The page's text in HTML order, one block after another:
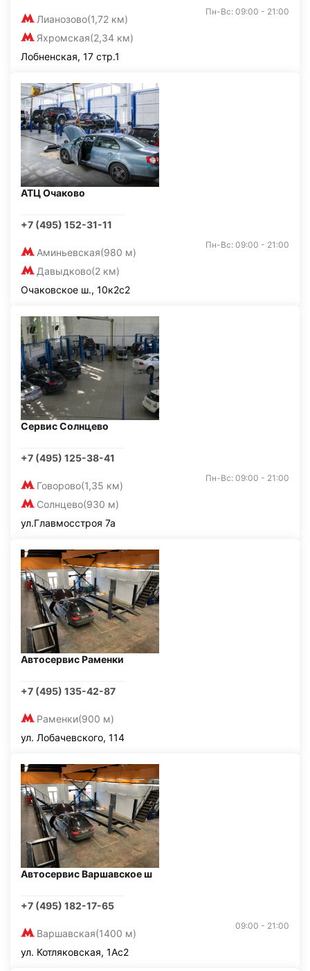
Лианозово(1,72 км)
Яхромская(2,34 км)
Пн-Вс: 09:00 - 21:00
Лобненская, 17 стр.1
АТЦ Очаково
+7 (495) 152-31-11
Аминьевская(980 м)
Давыдково(2 км)
Пн-Вс: 09:00 - 21:00
Очаковское ш., 10к2с2
Сервис Солнцево
+7 (495) 125-38-41
Говорово(1,35 км)
Солнцево(930 м)
Пн-Вс: 09:00 - 21:00
ул.Главмосстроя 7а
Автосервис Раменки
+7 (495) 135-42-87
Раменки(900 м)
ул. Лобачевского, 114
Автосервис Варшавское ш
+7 (495) 182-17-65
Варшавская(1400 м)
09:00 - 21:00
ул. Котляковская, 1Ас2